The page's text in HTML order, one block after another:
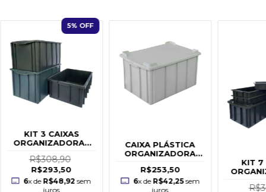
5% OFF
KIT 3 CAIXAS
ORGANIZADORAS
R$308,90
R$293,50
6x de R$48,92 sem
juros
CAIXA PLÁSTICA
ORGANIZADORA
PRETA
R$253,50
6x de R$42,25sem
juros
KIT 7